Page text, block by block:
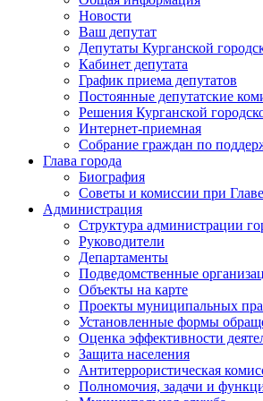
Новости
Ваш депутат
Депутаты Курганской
Кабинет депутата
График приема депутатов
Постоянные депутатские
Решения Курганской
Интернет-приемная
Собрание граждан по
Глава города
Биография
Советы и комиссии при
Администрация
Структура администрации
Руководители
Департаменты
Подведомственные
Объекты на карте
Проекты муниципальных
Установленные формы
Оценка эффективности
Защита населения
Антитеррористическая
Полномочия, задачи и